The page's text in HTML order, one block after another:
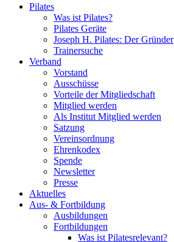
Pilates
Was ist Pilates?
Pilates Geräte
Joseph H. Pilates: Der Gründer
Trainersuche
Verband
Vorstand
Ausschüsse
Vorteile der Mitgliedschaft
Mitglied werden
Als Institut Mitglied werden
Satzung
Vereinsordnung
Ehrenkodex
Spende
Newsletter
Presse
Aktuelles
Aus- & Fortbildung
Ausbildungen
Fortbildungen
Was ist Pilatesrelevant?